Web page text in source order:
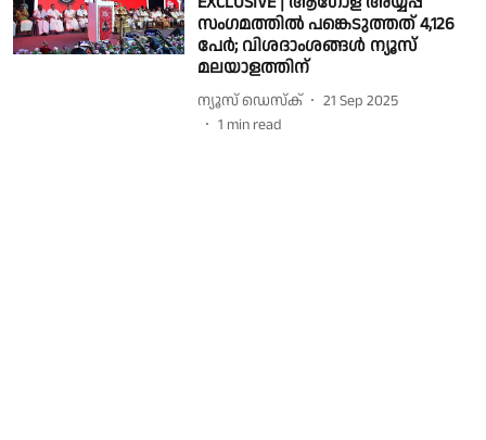
സംഗമത്തിൽ പങ്കെടുത്തത് 4,126
പേർ; വിശദാംശങ്ങൾ ന്യൂസ്
മലയാളത്തിന്
ന്യൂസ് ഡെസ്ക്
21 Sep 2025
1 min read